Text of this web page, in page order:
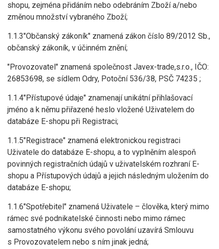
shopu, zejména přidáním nebo odebráním Zboží a/nebo
změnou množství vybraného Zboží;
1.1.3"Občanský zákoník" znamená zákon číslo 89/2012 Sb.,
občanský zákoník, v účinném znění;
"Provozovatel" znamená společnost Javex-trade,s.r.o., IČO:
26853698, se sídlem Odry, Potoční 536/38, PSČ 74235 ;
1.1.4"Přístupové údaje" znamenají unikátní přihlašovací
jméno a k němu přiřazené heslo vložené Uživatelem do
databáze E-shopu při Registraci;
1.1.5"Registrace" znamená elektronickou registraci
Uživatele do databáze E-shopu, a to vyplněním alespoň
povinných registračních údajů v uživatelském rozhraní E-
shopu a Přístupových údajů a jejich následným uložením do
databáze E-shopu;
1.1.6"Spotřebitel" znamená Uživatele – člověka, který mimo
rámec své podnikatelské činnosti nebo mimo rámec
samostatného výkonu svého povolání uzavírá Smlouvu
s Provozovatelem nebo s ním jinak jedná;